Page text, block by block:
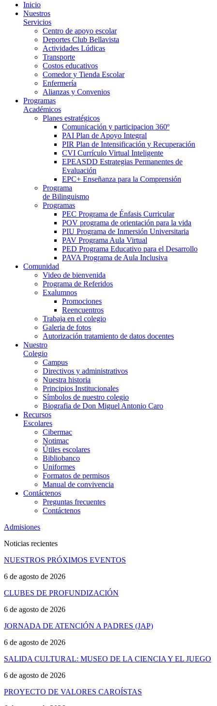
Inicio
Nuestros
Servicios
Centro de apoyo escolar
Deportes Club Bellavista
Actividades Lúdicas
Transporte
Costos educativos
Comedor y Tienda Escolar
Enfermería
Alianzas y Convenios
Programas
Académicos
Planes estratégicos
Comunicación y participacion 360º
PAI Plan de Apoyo Integral
PIR Plan de Intensificación y Recuperación
CVI Currículo Virtual Inteligente
EPEASDD Estrategias Permanentes de
Evaluación
EPC+ Enseñanza para la Comprensión
Programa
de Bilinguismo
Programas
PEC Programa de Énfasis Curricular
POV programa de orientación para la vida
PIU Programa de Inmersión Universitaria
PAV Programa Aula Virtual
PED Programa Educativo para el Desarrollo
PAVA Programa de Aula Inclusiva
Comunidad
Video de bienvenida
Programa de Referidos
Exalumnos
Promociones
Reencuentros
Trabaja en el colegio
Galeria de fotos
Autorización tratamiento de datos docentes
Nuestro
Colegio
Campus
Directivos y administrativos
Nuestra historia
Principios Institucionales
Símbolos de nuestro colegio
Biografia de Don Miguel Antonio Caro
Recursos
Escolares
Cibermac
Notimac
Útiles escolares
Bibliobanco
Uniformes
Formatos de permisos
Manual de convivencia
Contáctenos
Preguntas frecuentes
Contáctenos
Admisiones
Noticias recientes
NUESTROS PRÓXIMOS EVENTOS
6 de agosto de 2026
CLUBES DE PROFUNDIZACIÓN
6 de agosto de 2026
JORNADA DE ATENCIÓN A PADRES (JAP)
6 de agosto de 2026
SALIDA CULTURAL: MUSEO DE LA CIENCIA Y EL JUEGO
6 de agosto de 2026
PROYECTO DE VALORES CAROÍSTAS